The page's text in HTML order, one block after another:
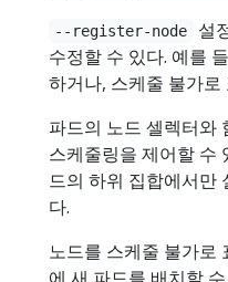
--register-node
설
수정할 수 있다. 예를
하거나, 스케줄 불가로
파드의 노드 셀렉터와
스케줄링을 제어할 수
드의 하위 집합에서만
다.
노드를 스케줄 불가로